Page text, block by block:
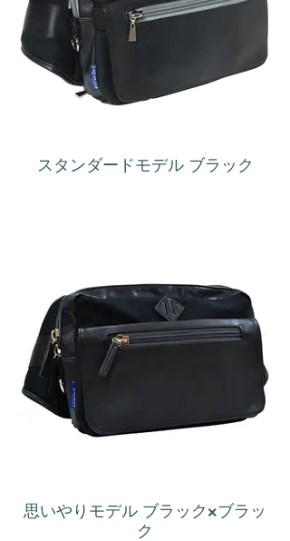
スタンダードモデル ブラック
思いやりモデル ブラック×ブラッ
ク